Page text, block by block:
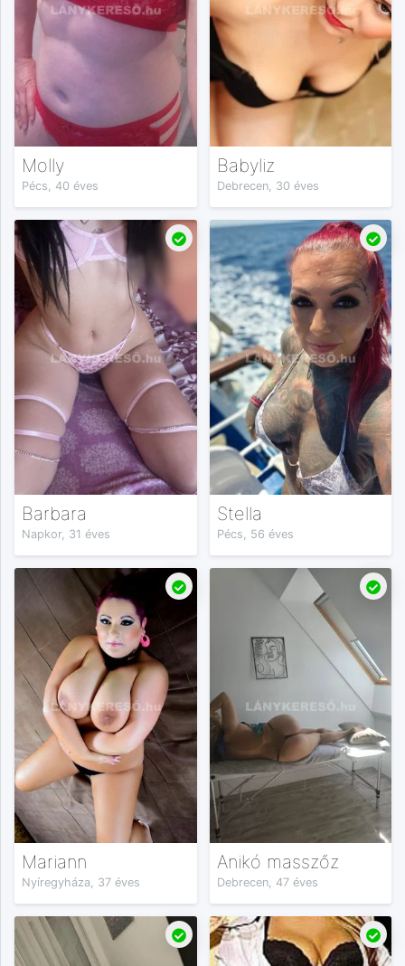
Molly
Pécs, 40 éves
Babyliz
Debrecen, 30 éves
Barbara
Napkor, 31 éves
Stella
Pécs, 56 éves
Mariann
Nyíregyháza, 37 éves
Anikó masszőz
Debrecen, 47 éves